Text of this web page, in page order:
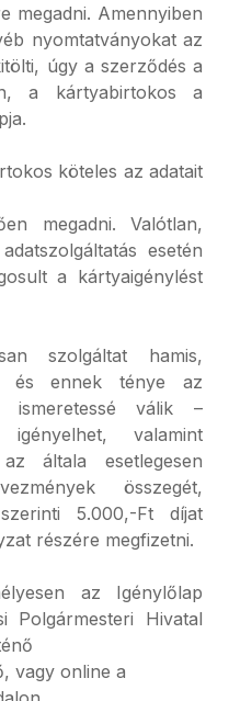
megadni. Amennyiben
nyomtatványokat az
úgy a szerződés a
a kártyabirtokos a
köteles az adatait
megadni. Valótlan,
esetén
a kártyaigénylést
szolgáltat hamis,
és ennek ténye az
ismeretessé válik –
valamint
általa esetlegesen
összegét,
5.000,-Ft díjat
részére megfizetni.
az Igénylőlap
Polgármesteri Hivatal
vagy online a